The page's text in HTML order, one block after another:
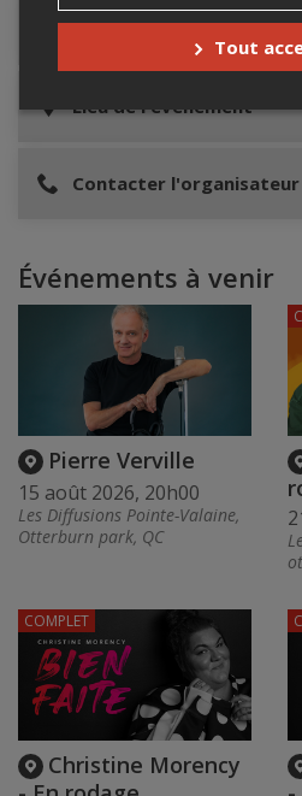
Détails de l'événement
Lieu de l'événement
Contacter l'organisateur
Événements à venir
Pierre Verville
15 août 2026, 20h00
Les Diffusions Pointe-Valaine,
Otterburn park, QC
Christine Morency
COMPLET
Tout